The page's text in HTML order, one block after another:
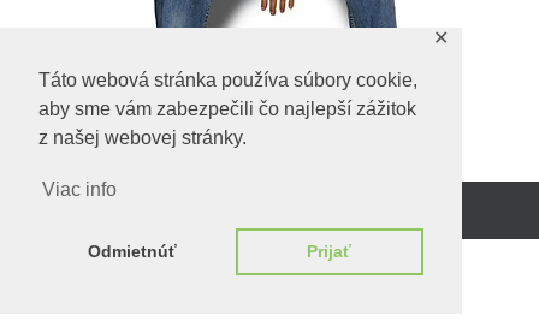
Táto webová stránka používa súbory cookie,
aby sme vám zabezpečili čo najlepší zážitok
z našej webovej stránky.
Viac info
Odmietnúť Prijať
✕